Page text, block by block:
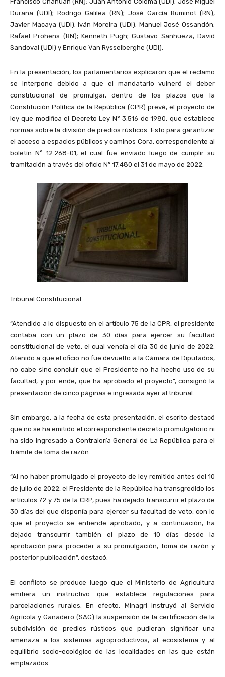
Durana (UDI); Rodrigo Galilea (RN); José García Ruminot (RN),
Javier Macaya (UDI); Iván Moreira (UDI); Manuel José Ossandón;
Rafael Prohens (RN); Kenneth Pugh; Gustavo Sanhueza, David
Sandoval (UDI) y Enrique Van Rysselberghe (UDI).
En la presentación, los parlamentarios explicaron que el reclamo
se interpone debido a que el mandatario vulneró el deber
constitucional de promulgar, dentro de los plazos que la
Constitución Política de la República (CPR) prevé, el proyecto de
ley que modifica el Decreto Ley N° 3.516 de 1980, que establece
normas sobre la división de predios rústicos. Esto para garantizar
el acceso a espacios públicos y caminos Cora, correspondiente al
boletín N° 12.268-01, el cual fue enviado luego de cumplir su
tramitación a través del oficio N° 17.480 el 31 de mayo de 2022.
Tribunal Constitucional
“Atendido a lo dispuesto en el artículo 75 de la CPR, el presidente
contaba con un plazo de 30 días para ejercer su facultad
constitucional de veto, el cual vencía el día 30 de junio de 2022.
Atenido a que el oficio no fue devuelto a la Cámara de Diputados,
no cabe sino concluir que el Presidente no ha hecho uso de su
facultad, y por ende, que ha aprobado el proyecto”, consignó la
presentación de cinco páginas e ingresada ayer al tribunal.
Sin embargo, a la fecha de esta presentación, el escrito destacó
que no se ha emitido el correspondiente decreto promulgatorio ni
ha sido ingresado a Contraloría General de La República para el
trámite de toma de razón.
“Al no haber promulgado el proyecto de ley remitido antes del 10
de julio de 2022, el Presidente de la República ha transgredido los
artículos 72 y 75 de la CRP, pues ha dejado transcurrir el plazo de
30 días del que disponía para ejercer su facultad de veto, con lo
que el proyecto se entiende aprobado, y a continuación, ha
dejado transcurrir también el plazo de 10 días desde la
aprobación para proceder a su promulgación, toma de razón y
posterior publicación”, destacó.
El conflicto se produce luego que el Ministerio de Agricultura
emitiera un instructivo que establece regulaciones para
parcelaciones rurales. En efecto, Minagri instruyó al Servicio
Agrícola y Ganadero (SAG) la suspensión de la certificación de la
subdivisión de predios rústicos que pudieran significar una
amenaza a los sistemas agroproductivos, al ecosistema y al
equilibrio socio-ecológico de las localidades en las que están
emplazados.